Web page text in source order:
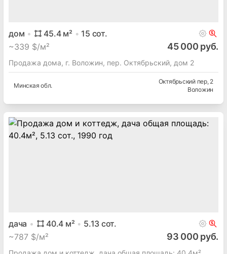
дом 45.4м² 15 сот.
~339 $/м² 45 000 руб.
Продажа дома, г. Воложин, пер. Октябрьский, дом 2
Минская обл.
Октябрьский пер, 2
Воложин
дача 40.4 м² 5.13 сот.
~787 $/м² 93 000 руб.